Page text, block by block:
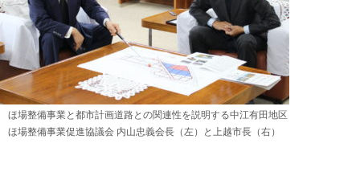
ほ場整備事業と都市計画道路との関連性を説明する中江有田地区
ほ場整備事業促進協議会 内山忠義会長（左）と上越市長（右）